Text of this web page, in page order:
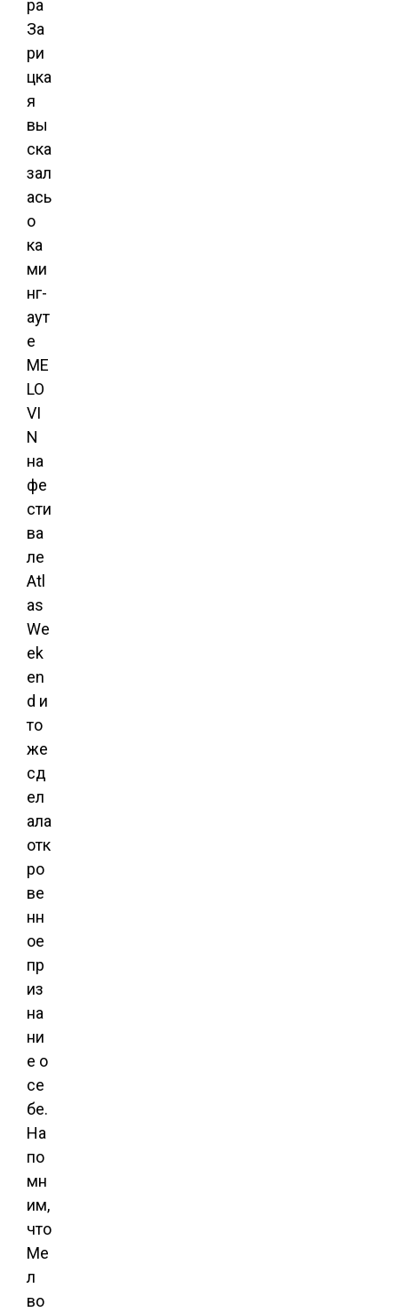
ра
За
ри
цка
я
вы
ска
зал
ась
о
ка
ми
нг-
аут
е
ME
LO
VI
N
на
фе
сти
ва
ле
Atl
as
We
ek
en
d и
то
же
сд
ел
ала
отк
ро
ве
нн
ое
пр
из
на
ни
е о
се
бе.
На
по
мн
им,
что
Ме
л
во